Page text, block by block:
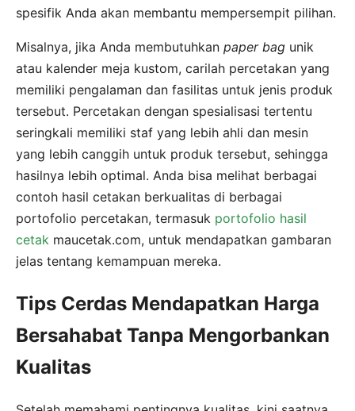
spesifik Anda akan membantu mempersempit pilihan.
Misalnya, jika Anda membutuhkan paper bag unik
atau kalender meja kustom, carilah percetakan yang
memiliki pengalaman dan fasilitas untuk jenis produk
tersebut. Percetakan dengan spesialisasi tertentu
seringkali memiliki staf yang lebih ahli dan mesin
yang lebih canggih untuk produk tersebut, sehingga
hasilnya lebih optimal. Anda bisa melihat berbagai
contoh hasil cetakan berkualitas di berbagai
portofolio percetakan, termasuk portofolio hasil
cetak maucetak.com, untuk mendapatkan gambaran
jelas tentang kemampuan mereka.
Tips Cerdas Mendapatkan Harga
Bersahabat Tanpa Mengorbankan
Kualitas